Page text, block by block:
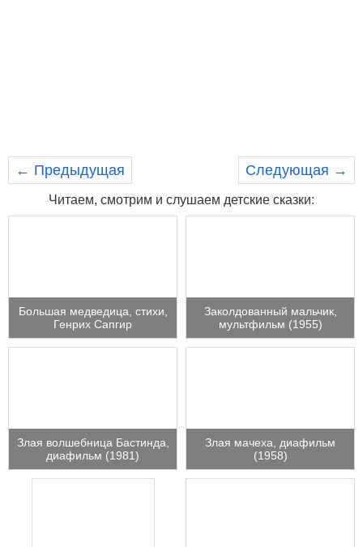
← Предыдущая Следующая →
Читаем, смотрим и слушаем детские сказки:
Большая медведица, стихи,
Генрих Сапгир
Заколдованный мальчик,
мультфильм (1955)
Злая волшебница Бастинда,
диафильм (1981)
Злая мачеха, диафильм
(1958)